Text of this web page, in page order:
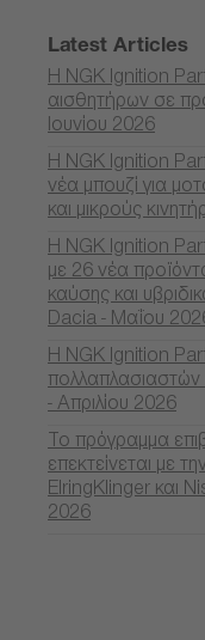
Latest Articles
Η NGK Ignition
αισθητήρων σε
Ιουνίου 2026
Η NGK Ignition
νέα μπουζί για
και μικρούς
Η NGK Ignition
με 26 νέα
καύσης και
Dacia - Μαΐου
Η NGK Ignition
- Απριλίου 2026
Το πρόγραμμα
επεκτείνεται με
ElringKlinger και
2026